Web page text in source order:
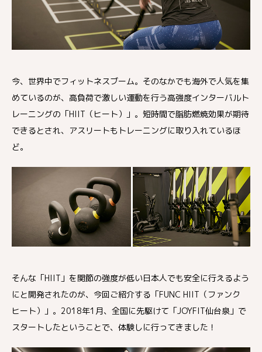
今、世界中でフィットネスブーム。そのなかでも海外で人気を集
めているのが、高負荷で激しい運動を行う高強度インターバルト
レーニングの「HIIT（ヒート）」。短時間で脂肪燃焼効果が期待
できるとされ、アスリートもトレーニングに取り入れているほ
ど。
そんな「HIIT」を関節の強度が低い日本人でも安全に行えるよう
にと開発されたのが、今回ご紹介する「FUNC HIIT（ファンク
ヒート）」。2018年1月、全国に先駆けて「JOYFIT仙台泉」で
スタートしたということで、体験しに行ってきました！